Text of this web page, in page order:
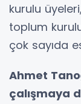
kurulu
toplum
çok sayıda
Ahmet
çalışmaya